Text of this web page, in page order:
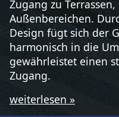
Zugang zu
Außenbereichen.
Design fügt sich der
harmonisch in die
gewährleistet einen
Zugang.
weiterlesen »